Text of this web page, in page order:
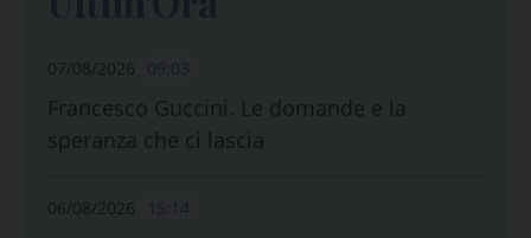
07/08/2026
Francesco Guccini. Le domande e la
speranza che ci lascia
06/08/2026